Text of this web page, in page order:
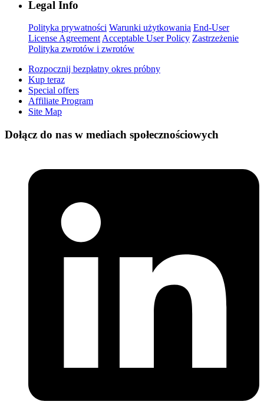
Legal Info
Polityka prywatności Warunki użytkowania End-User
License AgreementAcceptable User Policy Zastrzeżenie
Polityka zwrotów i zwrotów
Rozpocznij bezpłatny okres próbny
Kup teraz
Special offers
Affiliate Program
Site Map
Dołącz do nas w mediach społecznościowych